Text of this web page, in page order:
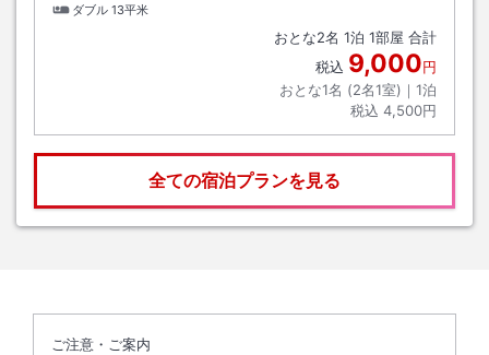
ダブル 13平米
おとな2名 1泊 1部屋 合計
税込 9,000円
おとな1名 (2名1室)｜ 1泊
税込 4,500円
全ての宿泊プランを見る
ご注意・ご案内